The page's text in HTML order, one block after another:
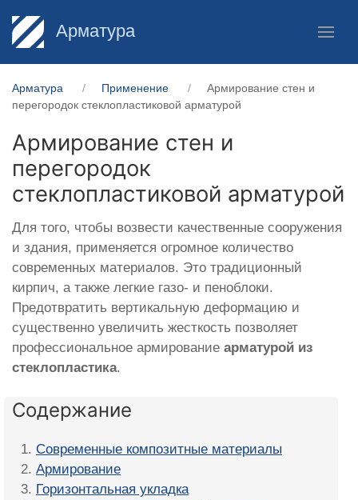
Арматура
Арматура Применение
Армирование стен и
перегородок стеклопластиковой арматурой
Армирование стен и
перегородок
стеклопластиковой арматурой
Для того, чтобы возвести качественные сооружения
и здания, применяется огромное количество
современных материалов. Это традиционный
кирпич, а также легкие газо- и пеноблоки.
Предотвратить вертикальную деформацию и
существенно увеличить жесткость позволяет
профессиональное армирование арматурой из
стеклопластика.
Содержание
Современные композитные материалы
Армирование
Горизонтальная укладка